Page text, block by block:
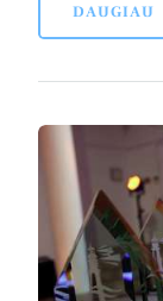
DAUGIAU